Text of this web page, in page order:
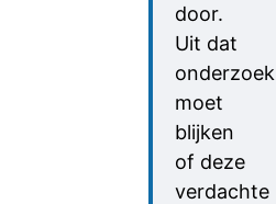
door.
Uit dat
onderzoek
moet
blijken
of deze
verdachte